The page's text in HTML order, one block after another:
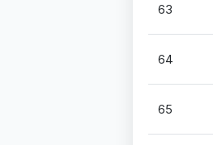
63
64
65